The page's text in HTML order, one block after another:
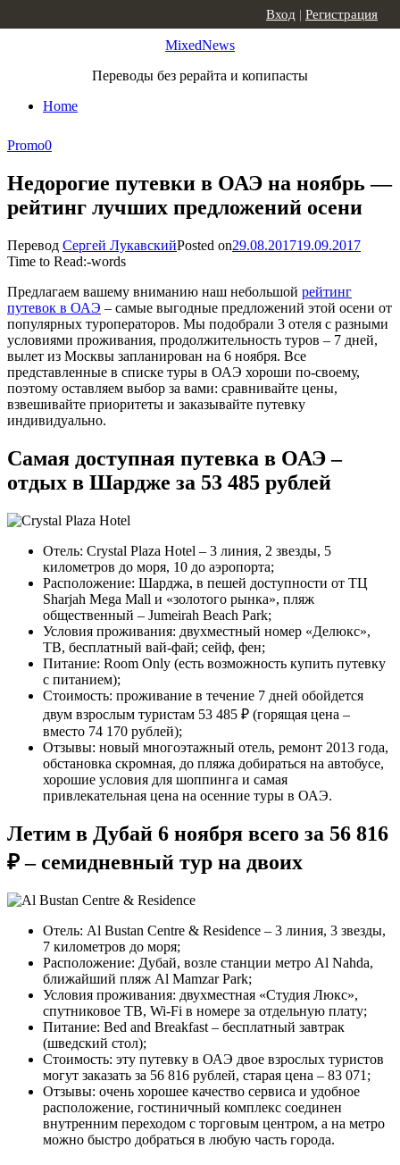
MixedNews
Переводы без рерайта и копипасты
Home
Вход | Регистрация
Promo0
Недорогие путевки в ОАЭ на ноябрь —
рейтинг лучших предложений осени
Перевод Сергей ЛукавскийPosted on29.08.201719.09.2017
Time to Read:-words
Предлагаем вашему вниманию наш небольшой рейтинг
путевок в ОАЭ – самые выгодные предложений этой осени от
популярных туроператоров. Мы подобрали 3 отеля с разными
условиями проживания, продолжительность туров – 7 дней,
вылет из Москвы запланирован на 6 ноября. Все
представленные в списке туры в ОАЭ хороши по-своему,
поэтому оставляем выбор за вами: сравнивайте цены,
взвешивайте приоритеты и заказывайте путевку
индивидуально.
Самая доступная путевка в ОАЭ –
отдых в Шардже за 53 485 рублей
Отель: Crystal Plaza Hotel – 3 линия, 2 звезды, 5
километров до моря, 10 до аэропорта;
Расположение: Шарджа, в пешей доступности от ТЦ
Sharjah Mega Mall и «золотого рынка», пляж
общественный – Jumeirah Beach Park;
Условия проживания: двухместный номер «Делюкс»,
ТВ, бесплатный вай-фай; сейф, фен;
Питание: Room Only (есть возможность купить путевку
с питанием);
Стоимость: проживание в течение 7 дней обойдется
двум взрослым туристам 53 485 ₽ (горящая цена –
вместо 74 170 рублей);
Отзывы: новый многоэтажный отель, ремонт 2013 года,
обстановка скромная, до пляжа добираться на автобусе,
хорошие условия для шоппинга и самая
привлекательная цена на осенние туры в ОАЭ.
Летим в Дубай 6 ноября всего за 56 816
₽ – семидневный тур на двоих
Отель: Al Bustan Centre & Residence – 3 линия, 3 звезды,
7 километров до моря;
Расположение: Дубай, возле станции метро Al Nahda,
ближайший пляж Al Mamzar Park;
Условия проживания: двухместная «Студия Люкс»,
спутниковое ТВ, Wi-Fi в номере за отдельную плату;
Питание: Bed and Breakfast – бесплатный завтрак
(шведский стол);
Стоимость: эту путевку в ОАЭ двое взрослых туристов
могут заказать за 56 816 рублей, старая цена – 83 071;
Отзывы: очень хорошее качество сервиса и удобное
расположение, гостиничный комплекс соединен
внутренним переходом с торговым центром, а на метро
можно быстро добраться в любую часть города.